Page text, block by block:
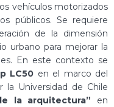
vehículos motorizados
públicos. Se requiere
de la dimensión
urbano para mejorar la
En este contexto se
LC50 en el marco del
la Universidad de Chile
la arquitectura” en